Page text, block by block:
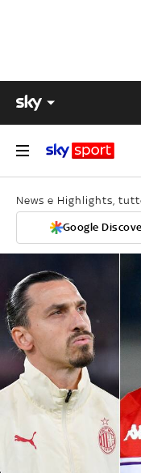
News e Highlights,
Google